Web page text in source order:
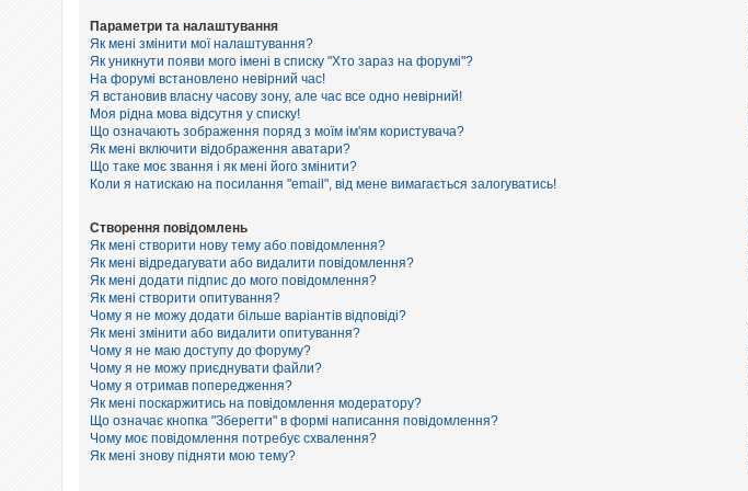
Параметри та налаштування
Як мені змінити мої налаштування?
Як уникнути появи мого імені в списку "Хто зараз на форумі"?
На форумі встановлено невірний час!
Я встановив власну часову зону, але час все одно невірний!
Моя рідна мова відсутня у списку!
Що означають зображення поряд з моїм ім'ям користувача?
Як мені включити відображення аватари?
Що таке моє звання і як мені його змінити?
Коли я натискаю на посилання "email", від мене вимагається залогуватись!
Створення повідомлень
Як мені створити нову тему або повідомлення?
Як мені відредагувати або видалити повідомлення?
Як мені додати підпис до мого повідомлення?
Як мені створити опитування?
Чому я не можу додати більше варіантів відповіді?
Як мені змінити або видалити опитування?
Чому я не маю доступу до форуму?
Чому я не можу приєднувати файли?
Чому я отримав попередження?
Як мені поскаржитись на повідомлення модератору?
Що означає кнопка "Зберегти" в формі написання повідомлення?
Чому моє повідомлення потребує схвалення?
Як мені знову підняти мою тему?